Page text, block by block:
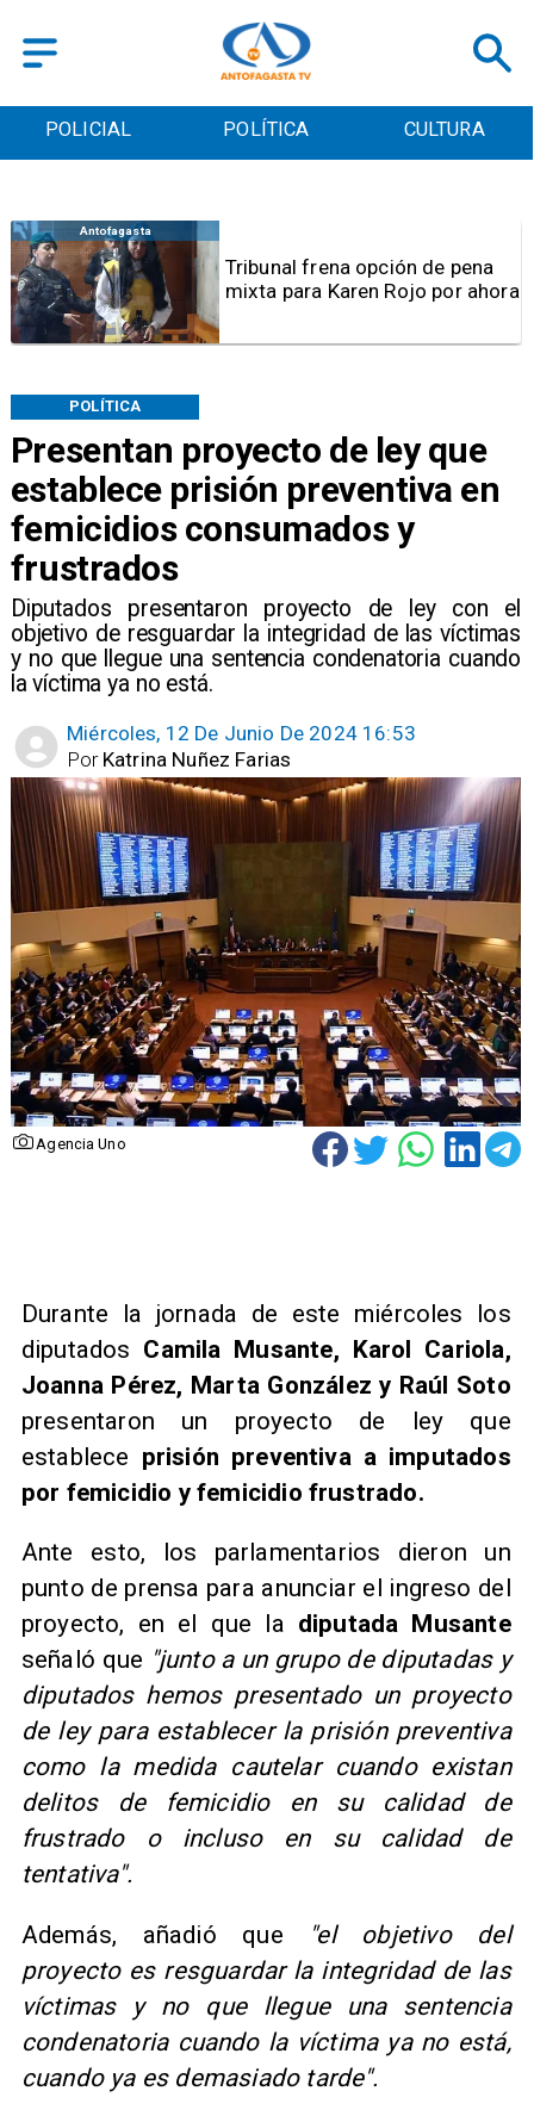
POLICIAL POLÍTICA CULTURA
Presentan proyecto de ley que
establece prisión preventiva en
femicidios consumados y
frustrados
Diputados presentaron proyecto de ley con el
objetivo de resguardar la integridad de las víctimas
y no que llegue una sentencia condenatoria cuando
la víctima ya no está.
POLÍTICA
Miércoles, 12 De Junio De 2024 16:53
Katrina Nuñez Farias
Por
Agencia Uno
Antofagasta
Tribunal frena opción de pena
mixta para Karen Rojo por ahora
Durante la jornada de este miércoles los
diputados Camila Musante, Karol Cariola,
Joanna Pérez, Marta González y Raúl Soto
presentaron un proyecto de ley que
establece prisión preventiva a imputados
por femicidio y femicidio frustrado.
Ante esto, los parlamentarios dieron un
punto de prensa para anunciar el ingreso del
proyecto, en el que la diputada Musante
señaló que "junto a un grupo de diputadas y
diputados hemos presentado un proyecto
de ley para establecer la prisión preventiva
como la medida cautelar cuando existan
delitos de femicidio en su calidad de
frustrado o incluso en su calidad de
tentativa".
Además, añadió que
"el objetivo del
proyecto es resguardar la integridad de las
víctimas y no que llegue una sentencia
condenatoria cuando la víctima ya no está,
cuando ya es demasiado tarde".